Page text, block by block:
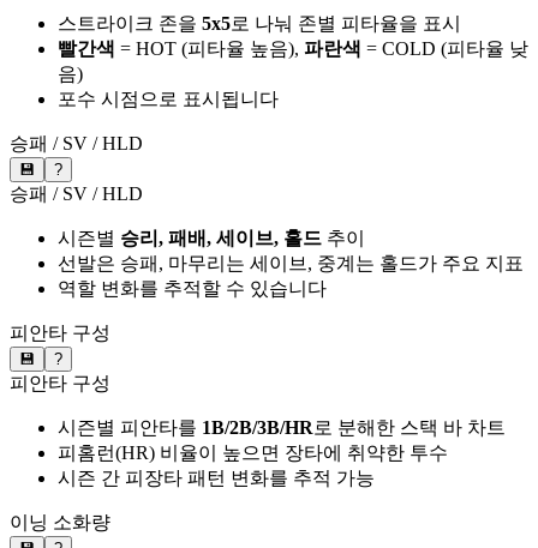
스트라이크 존을 5x5로 나눠 존별 피타율을 표시
빨간색 = HOT (피타율 높음), 파란색 = COLD (피타율 낮
음)
포수 시점으로 표시됩니다
승패 / SV / HLD
💾 ?
승패 / SV / HLD
시즌별 승리, 패배, 세이브, 홀드 추이
선발은 승패, 마무리는 세이브, 중계는 홀드가 주요 지표
역할 변화를 추적할 수 있습니다
피안타 구성
💾 ?
피안타 구성
시즌별 피안타를 1B/2B/3B/HR로 분해한 스택 바 차트
피홈런(HR) 비율이 높으면 장타에 취약한 투수
시즌 간 피장타 패턴 변화를 추적 가능
이닝 소화량